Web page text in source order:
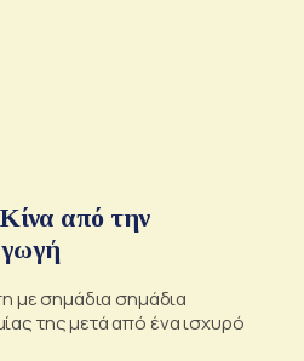
από την
με σημάδια σημάδια
της μετά από ένα ισχυρό